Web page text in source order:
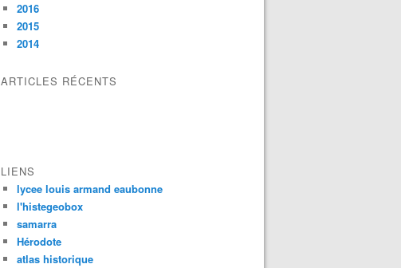
2016
2015
2014
ARTICLES RÉCENTS
LIENS
lycee louis armand eaubonne
l'histegeobox
samarra
Hérodote
atlas historique